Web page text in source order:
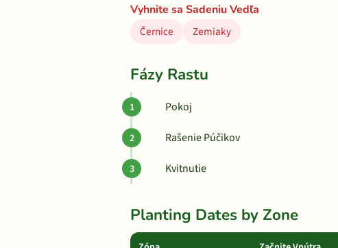
Vyhnite sa Sadeniu Vedľa
Černice
Zemiaky
Fázy Rastu
Pokoj
Rašenie Púčikov
Kvitnutie
Planting Dates by Zone